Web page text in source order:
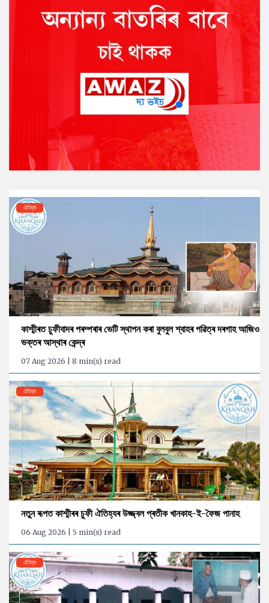
ঐতিহ্য
কাশ্মীৰত চুফীবাদৰ পৰম্পৰাৰ ভেটি স্থাপন কৰা বুলবুল শ্বাহৰ পৱিত্ৰ দৰগাহ আজিও
ভক্তৰ আস্থাৰ কেন্দ্ৰ
07 Aug 2026 | 8 min(s) read
ঐতিহ্য
নতুন ৰূপত কাশ্মীৰৰ চুফী ঐতিহ্যৰ উজ্জ্বল প্ৰতীক খানকাহ-ই-ফৈজ পানাহ
06 Aug 2026 | 5 min(s) read
ঐতিহ্য